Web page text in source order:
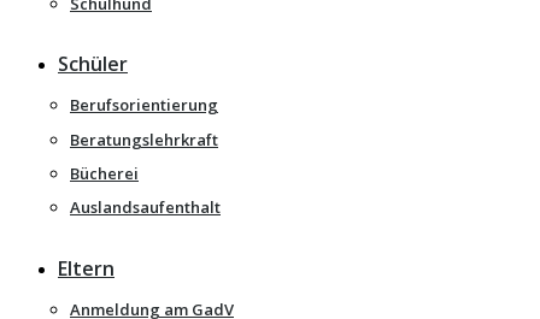
Schüler
Berufsorientierung
Beratungslehrkraft
Bücherei
Auslandsaufenthalt
Eltern
Anmeldung am GadV